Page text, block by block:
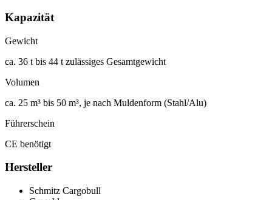
Kapazität
Gewicht
ca. 36 t bis 44 t zulässiges Gesamtgewicht
Volumen
ca. 25 m³ bis 50 m³, je nach Muldenform (Stahl/Alu)
Führerschein
CE benötigt
Hersteller
Schmitz Cargobull